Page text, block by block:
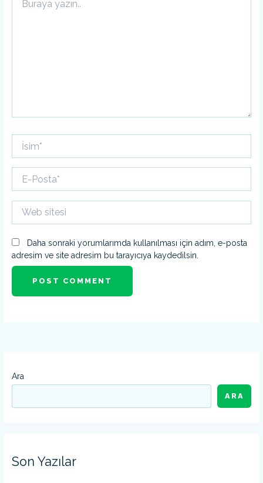
yazın..
İsim*
Posta*
sitesi
Daha sonraki yorumlarımda kullanılması için adım, e-posta
adresim ve site adresim bu tarayıcıya kaydedilsin.
Ara
ARA
Son Yazılar